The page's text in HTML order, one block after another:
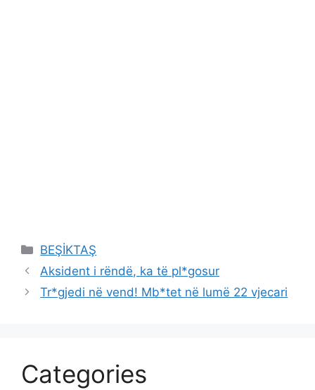
Categories
BEŞİKTAŞ
Aksident i rëndë, ka të pl*gosur
Tr*gjedi në vend! Mb*tet në lumë 22 vjecari
Categories